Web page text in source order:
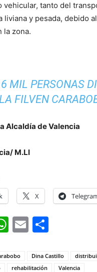
vehicular, tanto del
liviana y pesada, debido
la zona.
MIL PERSONAS
FILVEN
Alcaldía de Valencia
M.Ll
X
WhatsApp
Email
Dina Castillo
rehabilitación Valencia